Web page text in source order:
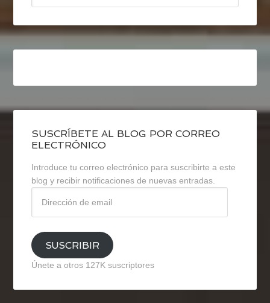
SUSCRÍBETE AL BLOG POR CORREO
ELECTRÓNICO
Introduce tu correo electrónico para suscribirte a este
blog y recibir notificaciones de nuevas entradas.
email
SUSCRIBIR
Únete a otros 127K suscriptores